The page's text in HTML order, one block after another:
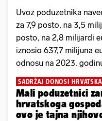
Uvoz poduzetnika
za 7,9 posto, na 3,5
posto, na 2,8 milijardi
iznosio 637,7 milijuna
odnosu na 2023.
SADRŽAJ DONOSI
KOMORA
Mali poduzetnici
hrvatskoga
ovo je tajna